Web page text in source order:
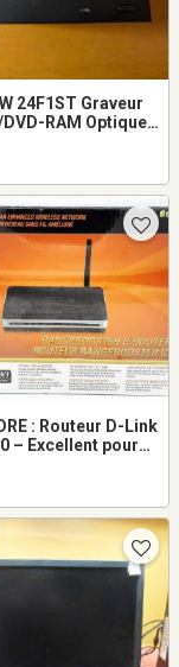
24F1ST Graveur
DVD-RAM Optique
: Routeur D-Link
– Excellent pour